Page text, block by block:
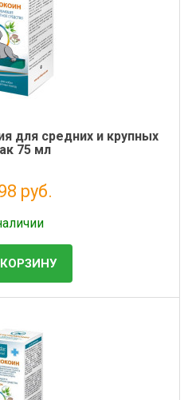
для средних и крупных
75 мл
руб.